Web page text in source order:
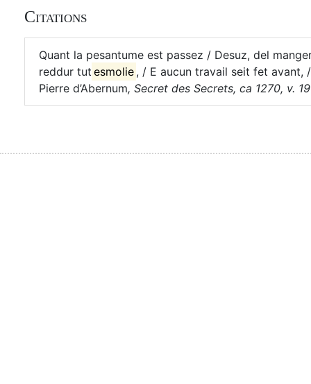
Citations
Quant la pesantume est passez / Desuz, del
reddur tut esmolie , / E aucun travail seit fet avant,
Pierre d’Abernum, Secret des Secrets, ca 1270, v.